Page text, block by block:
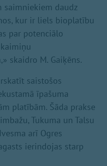
saimniekiem daudz
kur ir liels bioplatību
par potenciālo
skaidro M. Gaiķēns.
saistošos
īpašuma
platībām. Šāda prakse
Tukuma un Talsu
arī Ogres
ierindojas starp